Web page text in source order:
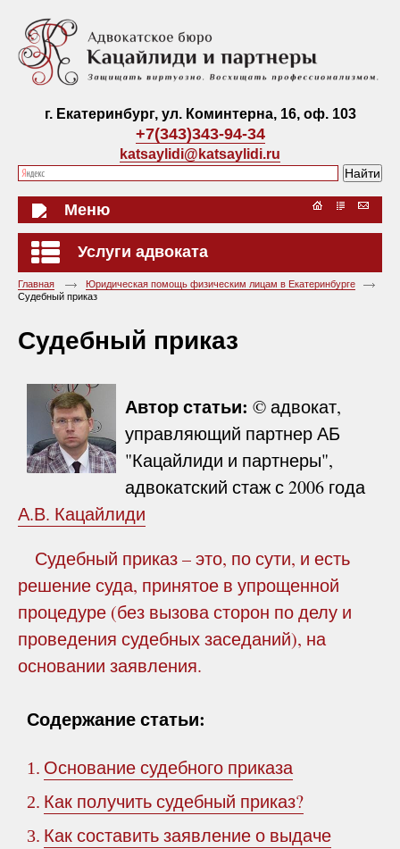
г. Екатеринбург, ул. Коминтерна, 16, оф. 103
+7(343)343-94-34
katsaylidi@katsaylidi.ru
Меню
Услуги адвоката
Главная
Юридическая помощь физическим лицам в Екатеринбурге
Судебный приказ
Судебный приказ
Автор статьи: © адвокат,
управляющий партнер АБ
"Кацайлиди и партнеры",
адвокатский стаж с 2006 года
А.В. Кацайлиди
Судебный приказ – это, по сути, и есть
решение суда, принятое в упрощенной
процедуре (без вызова сторон по делу и
проведения судебных заседаний), на
основании заявления.
Содержание статьи:
1. Основание судебного приказа
2. Как получить судебный приказ?
3. Как составить заявление о выдаче